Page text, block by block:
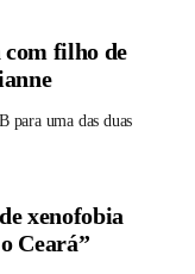
filho de
para uma das duas
xenofobia
Ceará”